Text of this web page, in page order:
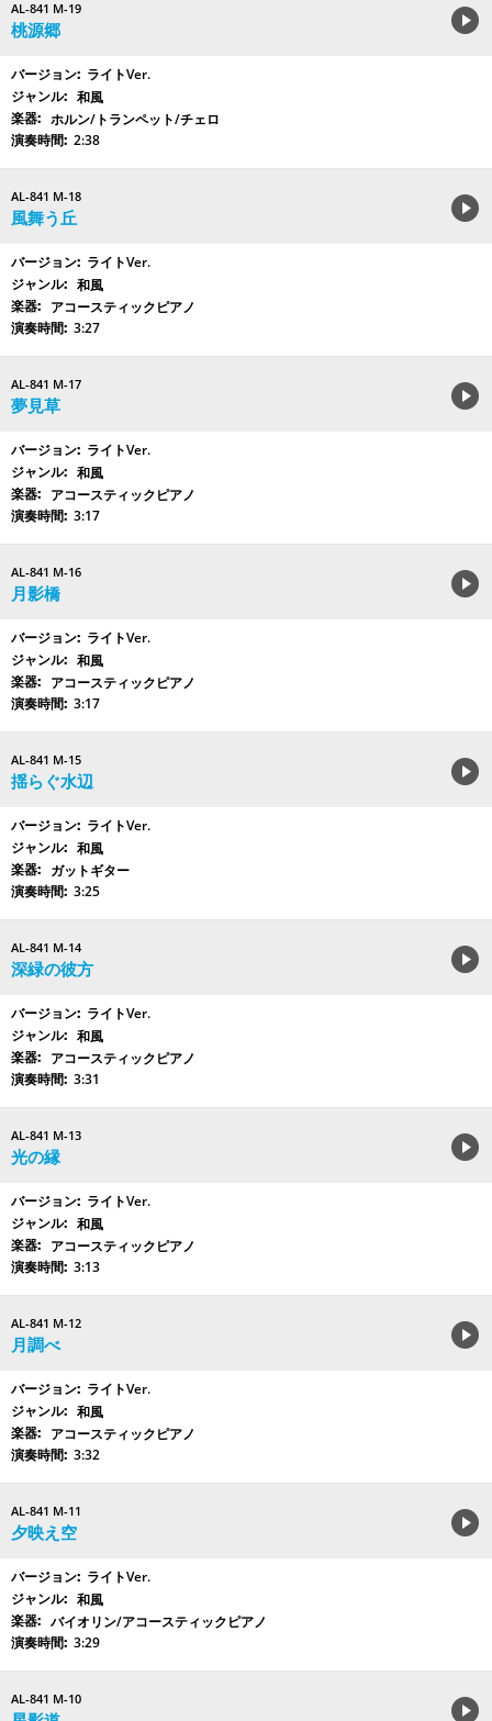
AL-841 M-19
桃源郷
ライトVer.
和風
ホルン/トランペット/チェロ
2:38
AL-841 M-18
風舞う丘
ライトVer.
和風
アコースティックピアノ
3:27
AL-841 M-17
夢見草
ライトVer.
和風
アコースティックピアノ
3:17
AL-841 M-16
月影橋
ライトVer.
和風
アコースティックピアノ
3:17
AL-841 M-15
揺らぐ水辺
ライトVer.
和風
ガットギター
3:25
AL-841 M-14
深緑の彼方
ライトVer.
和風
アコースティックピアノ
3:31
AL-841 M-13
光の縁
ライトVer.
和風
アコースティックピアノ
3:13
AL-841 M-12
月調べ
ライトVer.
和風
アコースティックピアノ
3:32
AL-841 M-11
夕映え空
ライトVer.
和風
バイオリン/アコースティックピアノ
3:29
AL-841 M-10